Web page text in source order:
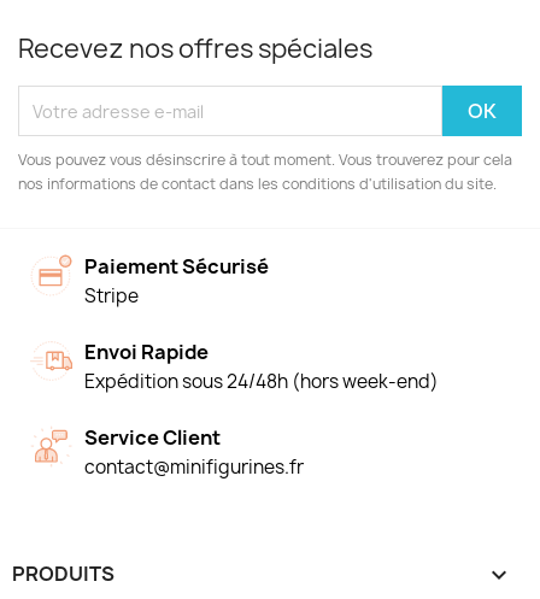
Recevez nos offres spéciales
Vous pouvez vous désinscrire à tout moment. Vous trouverez pour cela
nos informations de contact dans les conditions d'utilisation du site.
Paiement Sécurisé
Stripe
Envoi Rapide
Expédition sous 24/48h (hors week-end)
Service Client
contact@minifigurines.fr
PRODUITS 